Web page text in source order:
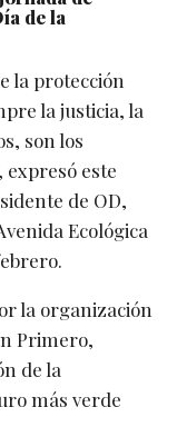
de la
la protección
la justicia, la
son los
expresó este
de OD,
Ecológica
la organización
Primero,
de la
más verde